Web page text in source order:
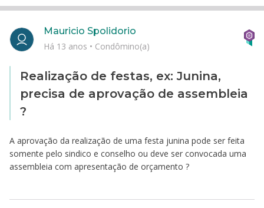
Realização de festas, ex: Junina,
precisa de aprovação de assembleia
?
A aprovação da realização de uma festa junina pode ser feita
somente pelo sindico e conselho ou deve ser convocada uma
assembleia com apresentação de orçamento ?
Mauricio Spolidorio
Há 13 anos • Condômino(a)